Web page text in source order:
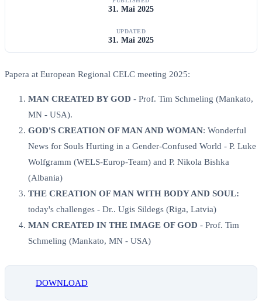
31. Mai 2025
UPDATED
31. Mai 2025
Papera at European Regional CELC meeting 2025:
MAN CREATED BY GOD - Prof. Tim Schmeling (Mankato,
MN - USA).
GOD'S CREATION OF MAN AND WOMAN: Wonderful
News for Souls Hurting in a Gender-Confused World - P. Luke
Wolfgramm (WELS-Europ-Team) and P. Nikola Bishka
(Albania)
THE CREATION OF MAN WITH BODY AND SOUL:
today's challenges - Dr.. Ugis Sildegs (Riga, Latvia)
MAN CREATED IN THE IMAGE OF GOD - Prof. Tim
Schmeling (Mankato, MN - USA)
DOWNLOAD